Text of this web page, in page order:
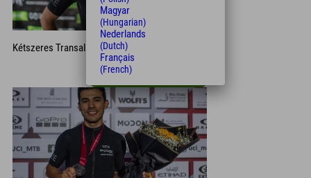
Kétszeres Transalp szakaszgyőztes
Rob Vanden Haesevelde
Magyar
(Hungarian)
Nederlands
(Dutch)
Français
(French)